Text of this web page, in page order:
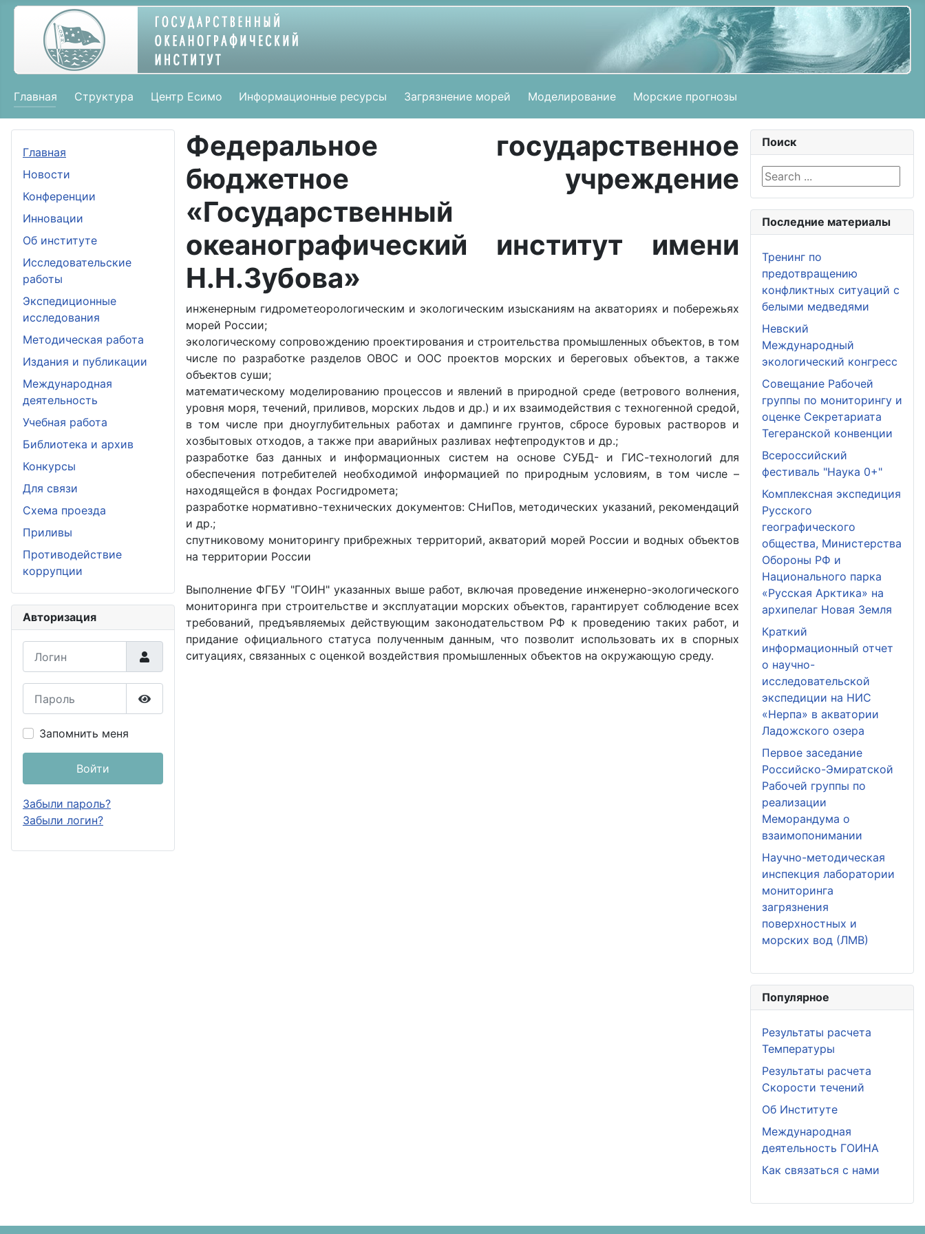
Главная Структура Центр Есимо Информационные ресурсы Загрязнение морей Моделирование Морские прогнозы
Главная
Новости
Конференции
Инновации
Об институте
Исследовательские
работы
Экспедиционные
исследования
Методическая работа
Издания и публикации
Международная
деятельность
Учебная работа
Библиотека и архив
Конкурсы
Для связи
Схема проезда
Приливы
Противодействие
коррупции
Авторизация
Показать пароль
Запомнить меня
Войти
Забыли пароль?
Забыли логин?
Федеральное государственное
бюджетное учреждение
«Государственный
океанографический институт имени
Н.Н.Зубова»
инженерным гидрометеорологическим и экологическим изысканиям на акваториях и побережьях
морей России;
экологическому сопровождению проектирования и строительства промышленных объектов, в том
числе по разработке разделов ОВОС и ООС проектов морских и береговых объектов, а также
объектов суши;
математическому моделированию процессов и явлений в природной среде (ветрового волнения,
уровня моря, течений, приливов, морских льдов и др.) и их взаимодействия с техногенной средой,
в том числе при дноуглубительных работах и дампинге грунтов, сбросе буровых растворов и
хозбытовых отходов, а также при аварийных разливах нефтепродуктов и др.;
разработке баз данных и информационных систем на основе СУБД- и ГИС-технологий для
обеспечения потребителей необходимой информацией по природным условиям, в том числе –
находящейся в фондах Росгидромета;
разработке нормативно-технических документов: СНиПов, методических указаний, рекомендаций
и др.;
спутниковому мониторингу прибрежных территорий, акваторий морей России и водных объектов
на территории России
Выполнение ФГБУ "ГОИН" указанных выше работ, включая проведение инженерно-экологического
мониторинга при строительстве и эксплуатации морских объектов, гарантирует соблюдение всех
требований, предъявляемых действующим законодательством РФ к проведению таких работ, и
придание официального статуса полученным данным, что позволит использовать их в спорных
ситуациях, связанных с оценкой воздействия промышленных объектов на окружающую среду.
Поиск
Search ...
Последние материалы
Тренинг по
предотвращению
конфликтных ситуаций с
белыми медведями
Невский
Международный
экологический конгресс
Совещание Рабочей
группы по мониторингу и
оценке Секретариата
Тегеранской конвенции
Всероссийский
фестиваль "Наука 0+"
Комплексная экспедиция
Русского
географического
общества, Министерства
Обороны РФ и
Национального парка
«Русская Арктика» на
архипелаг Новая Земля
Краткий
информационный отчет
о научно-
исследовательской
экспедиции на НИС
«Нерпа» в акватории
Ладожского озера
Первое заседание
Российско-Эмиратской
Рабочей группы по
реализации
Меморандума о
взаимопонимании
Научно-методическая
инспекция лаборатории
мониторинга
загрязнения
поверхностных и
морских вод (ЛМВ)
Популярное
Результаты расчета
Температуры
Результаты расчета
Скорости течений
Об Институте
Международная
деятельность ГОИНА
Как связаться с нами